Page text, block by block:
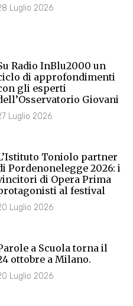
Luglio 2026
Radio InBlu2000 un
di approfondimenti
gli esperti
Giovani
Luglio 2026
Toniolo partner
Pordenonelegge 2026: i
di Opera Prima
al festival
Luglio 2026
a Scuola torna il
ottobre a Milano.
Luglio 2026